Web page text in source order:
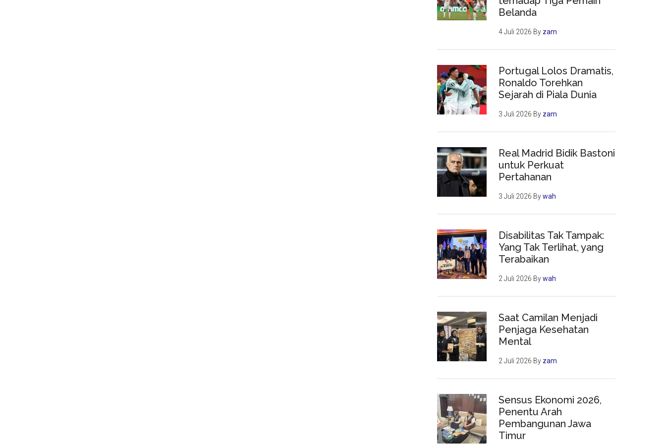
Belanda
4 Juli 2026 By zam
Portugal Lolos Dramatis,
Ronaldo Torehkan
Sejarah di Piala Dunia
3 Juli 2026 By zam
Real Madrid Bidik Bastoni
untuk Perkuat
Pertahanan
3 Juli 2026 Bywah
Disabilitas Tak Tampak:
Yang Tak Terlihat, yang
Terabaikan
2 Juli 2026 Bywah
Saat Camilan Menjadi
Penjaga Kesehatan
Mental
2 Juli 2026 By zam
Sensus Ekonomi 2026,
Penentu Arah
Pembangunan Jawa
Timur